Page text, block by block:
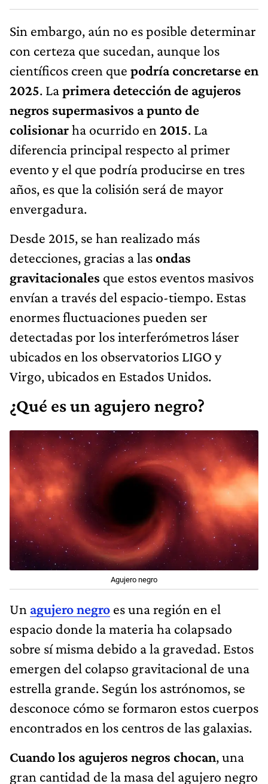
Sin embargo, aún no es posible determinar
con certeza que sucedan, aunque los
científicos creen que podría concretarse en
2025. Laprimera detección de agujeros
negros supermasivos a punto de
colisionarha ocurrido en 2015. La
diferencia principal respecto al primer
evento y el que podría producirse en tres
años, es que la colisión será de mayor
envergadura.
Desde 2015, se han realizado más
detecciones, gracias a lasondas
gravitacionales que estos eventos masivos
envían a través del espacio-tiempo. Estas
enormes fluctuaciones pueden ser
detectadas por los interferómetros láser
ubicados en los observatorios LIGO y
Virgo, ubicados en Estados Unidos.
¿Qué es un agujero negro?
Agujero negro
Un agujero negro es una región en el
espacio donde la materia ha colapsado
sobre sí misma debido a la gravedad. Estos
emergen del colapso gravitacional de una
estrella grande. Según los astrónomos, se
desconoce cómo se formaron estos cuerpos
encontrados en los centros de las galaxias.
Cuando los agujeros negros chocan, una
gran cantidad de la masa del agujero negro